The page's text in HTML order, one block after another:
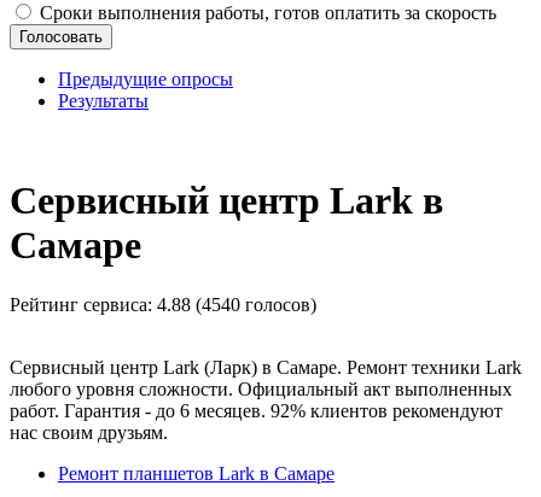
Сроки выполнения работы, готов оплатить за скорость
Предыдущие опросы
Результаты
Сервисный центр Lark в
Самаре
Рейтинг сервиса: 4.88 (4540 голосов)
Сервисный центр Lark (Ларк) в Самаре. Ремонт техники Lark
любого уровня сложности. Официальный акт выполненных
работ. Гарантия - до 6 месяцев. 92% клиентов рекомендуют
нас своим друзьям.
Ремонт планшетов Lark в Самаре